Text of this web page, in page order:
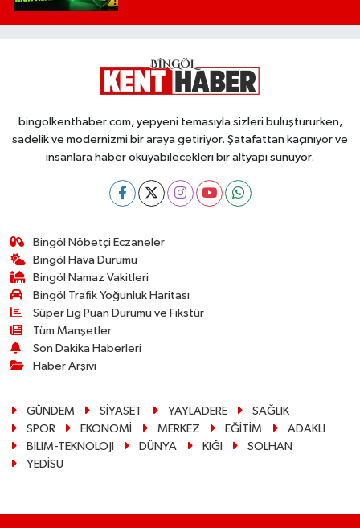
bingolkenthaber.com, yepyeni temasıyla sizleri buluştururken,
sadelik ve modernizmi bir araya getiriyor. Şatafattan kaçınıyor ve
insanlara haber okuyabilecekleri bir altyapı sunuyor.
Bingöl Nöbetçi Eczaneler
Bingöl Hava Durumu
Bingöl Namaz Vakitleri
Bingöl Trafik Yoğunluk Haritası
Süper Lig Puan Durumu ve Fikstür
Tüm Manşetler
Son Dakika Haberleri
Haber Arşivi
GÜNDEM SİYASET YAYLADERE
SAĞLIK
SPOR
EKONOMİ MERKEZ EĞİTİM
ADAKLI
BİLİM-TEKNOLOJİ
DÜNYA KİĞI
SOLHAN
YEDİSU